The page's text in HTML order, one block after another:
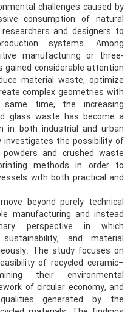
challenges caused by
consumption of natural
and designers to
systems. Among
manufacturing or three-
gained considerable attention
material waste, optimize
complex geometries with
time, the increasing
glass waste has become a
in both industrial and urban
the possibility of
powders and crushed waste
methods in order to
with both practical and
beyond purely technical
manufacturing and instead
perspective in which
sustainability, and material
The study focuses on
of recycled ceramic–
their environmental
of circular economy, and
generated by the